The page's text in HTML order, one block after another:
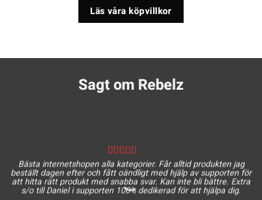
Läs våra köpvillkor
Sagt om Rebelz
Bästa internetshopen alla kategorier. Får alltid produkten jag
beställt dagen efter och fått oändligt med hjälp av supporten för
att hitta rätt produkt med snabba svar. Kan inte bli bättre. Extra
s/o till Daniel i supporten 100% dedikerad för att hjälpa dig.